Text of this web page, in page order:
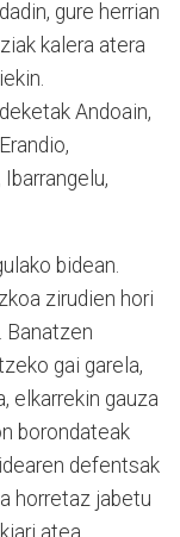
gure herrian
kalera atera
Andoain,
bidean.
zirudien hori
Banatzen
gai garela,
elkarrekin gauza
borondateak
defentsak
horretaz jabetu